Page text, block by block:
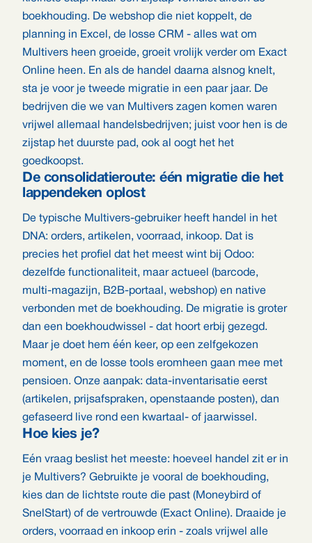
boekhouding. De webshop die niet koppelt, de
planning in Excel, de losse CRM - alles wat om
Multivers heen groeide, groeit vrolijk verder om Exact
Online heen. En als de handel daarna alsnog knelt,
sta je voor je tweede migratie in een paar jaar. De
bedrijven die we van Multivers zagen komen waren
vrijwel allemaal handelsbedrijven; juist voor hen is de
zijstap het duurste pad, ook al oogt het het
goedkoopst.
De consolidatieroute: één migratie die het
lappendeken oplost
De typische Multivers-gebruiker heeft handel in het
DNA: orders, artikelen, voorraad, inkoop. Dat is
precies het profiel dat het meest wint bij Odoo:
dezelfde functionaliteit, maar actueel (barcode,
multi-magazijn, B2B-portaal, webshop) en native
verbonden met de boekhouding. De migratie is groter
dan een boekhoudwissel - dat hoort erbij gezegd.
Maar je doet hem één keer, op een zelfgekozen
moment, en de losse tools eromheen gaan mee met
pensioen. Onze aanpak: data-inventarisatie eerst
(artikelen, prijsafspraken, openstaande posten), dan
gefaseerd live rond een kwartaal- of jaarwissel.
Hoe kies je?
Eén vraag beslist het meeste: hoeveel handel zit er in
je Multivers? Gebruikte je vooral de boekhouding,
kies dan de lichtste route die past (Moneybird of
SnelStart) of de vertrouwde (Exact Online). Draaide je
orders, voorraad en inkoop erin - zoals vrijwel alle